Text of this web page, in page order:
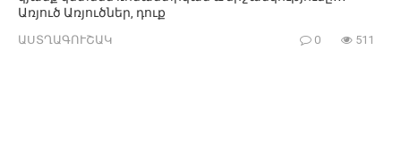
Առյուծ Առյուծներ, դուք
ԱՍՏՂԱԳՈՒՇԱԿ 0 511